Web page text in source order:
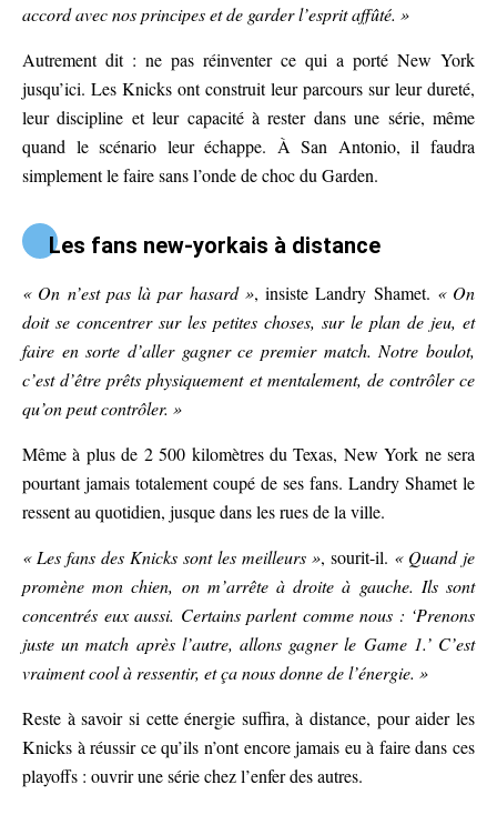
accord avec nos principes et de garder l’esprit affûté. »
Autrement dit : ne pas réinventer ce qui a porté New York
jusqu’ici. Les Knicks ont construit leur parcours sur leur dureté,
leur discipline et leur capacité à rester dans une série, même
quand le scénario leur échappe. À San Antonio, il faudra
simplement le faire sans l’onde de choc du Garden.
Les fans new-yorkais à distance
« On n’est pas là par hasard », insiste Landry Shamet. « On
doit se concentrer sur les petites choses, sur le plan de jeu, et
faire en sorte d’aller gagner ce premier match. Notre boulot,
c’est d’être prêts physiquement et mentalement, de contrôler ce
qu’on peut contrôler. »
Même à plus de 2 500 kilomètres du Texas, New York ne sera
pourtant jamais totalement coupé de ses fans. Landry Shamet le
ressent au quotidien, jusque dans les rues de la ville.
« Les fans des Knicks sont les meilleurs », sourit-il. « Quand je
promène mon chien, on m’arrête à droite à gauche. Ils sont
concentrés eux aussi. Certains parlent comme nous : ‘Prenons
juste un match après l’autre, allons gagner le Game 1.’ C’est
vraiment cool à ressentir, et ça nous donne de l’énergie. »
Reste à savoir si cette énergie suffira, à distance, pour aider les
Knicks à réussir ce qu’ils n’ont encore jamais eu à faire dans ces
playoffs : ouvrir une série chez l’enfer des autres.